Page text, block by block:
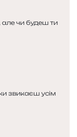
чи будеш ти
звикаєш усім